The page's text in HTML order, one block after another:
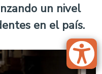
un nivel
en el país.